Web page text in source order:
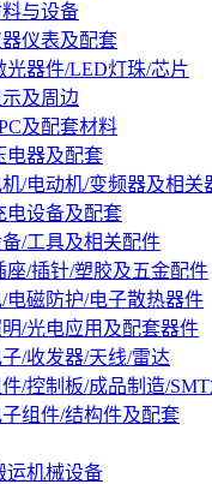
与设备
仪表及配套
光器件/LED灯珠/芯片
及周边
及配套材料
电器及配套
/电动机/变频器及相关
电设备及配套
/工具及相关配件
座/插针/塑胶及五金配件
/电磁防护/电子散热器件
/光电应用及配套器件
/收发器/天线/雷达
/控制板/成品制造/
组件/结构件及配套
运机械设备